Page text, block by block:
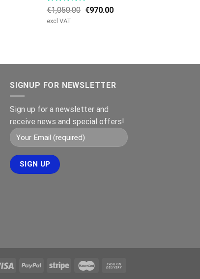
€1,050.00 Pierwotna
€970.00Aktualna
excl VAT
SIGNUP FOR NEWSLETTER
Sign up for a newsletter and
receive news and special offers!